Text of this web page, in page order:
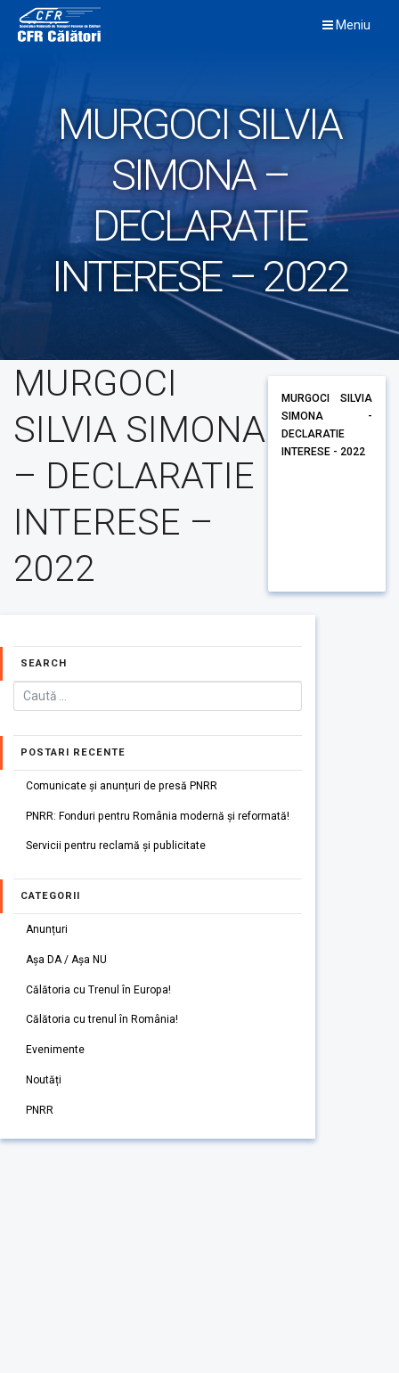
content
Meniu
MURGOCI SILVIA
SIMONA –
DECLARATIE
INTERESE – 2022
MURGOCI
SILVIA SIMONA
– DECLARATIE
INTERESE –
2022
MURGOCI SILVIA
SIMONA -
DECLARATIE
INTERESE - 2022
SEARCH
POSTARI RECENTE
Comunicate și anunțuri de presă PNRR
PNRR: Fonduri pentru România modernă și reformată!
Servicii pentru reclamă și publicitate
CATEGORII
Anunțuri
Așa DA / Așa NU
Călătoria cu Trenul în Europa!
Călătoria cu trenul în România!
Evenimente
Noutăți
PNRR